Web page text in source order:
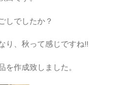
しでしたか？
り、秋って感じですね!!
を作成致しました。